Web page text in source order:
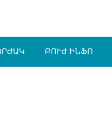
ԲՈՒԺ ԻՆՖՈ